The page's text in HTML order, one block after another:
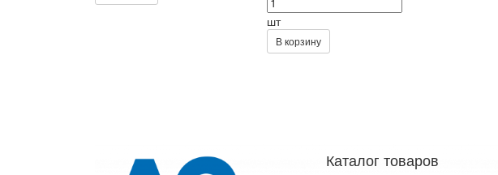
шт
В корзину
Каталог товаров